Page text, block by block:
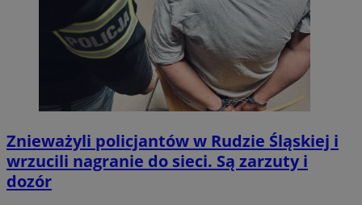
Znieważyli policjantów w Rudzie Śląskiej i
wrzucili nagranie do sieci. Są zarzuty i
dozór